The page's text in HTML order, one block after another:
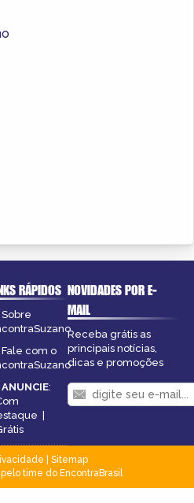
RÁPIDOS
Sobre
Fale com o
ANUNCIE:
NOVIDADES POR E-
MAIL
Receba grátis as
principais notícias,
dicas e promoções
Sitemap
pelo time do EncontraBrasil